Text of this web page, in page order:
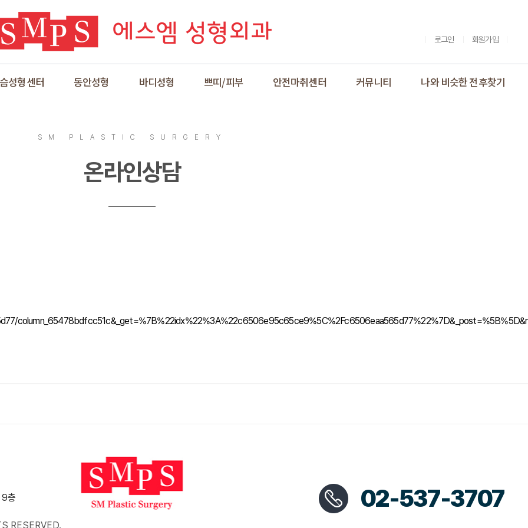
성형센터 동안성형 바디성형 쁘띠/피부 안전마취센터 커뮤니티 나와 비슷한 전후찾기
로그인 회원가입
SM PLASTIC SURGERY
온라인상담
02-537-3707
층
RESERVED.